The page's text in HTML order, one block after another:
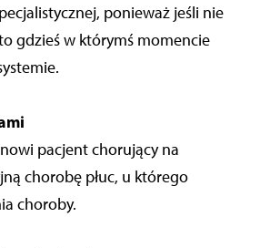
ponieważ jeśli nie
gdzieś w którymś momencie
pacjent chorujący na
chorobę płuc, u którego
choroby.